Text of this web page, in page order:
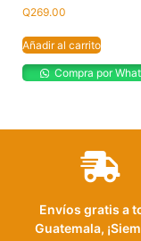
Q269.00
Añadir al carrito
Compra por
Envíos gratis a
Guatemala,